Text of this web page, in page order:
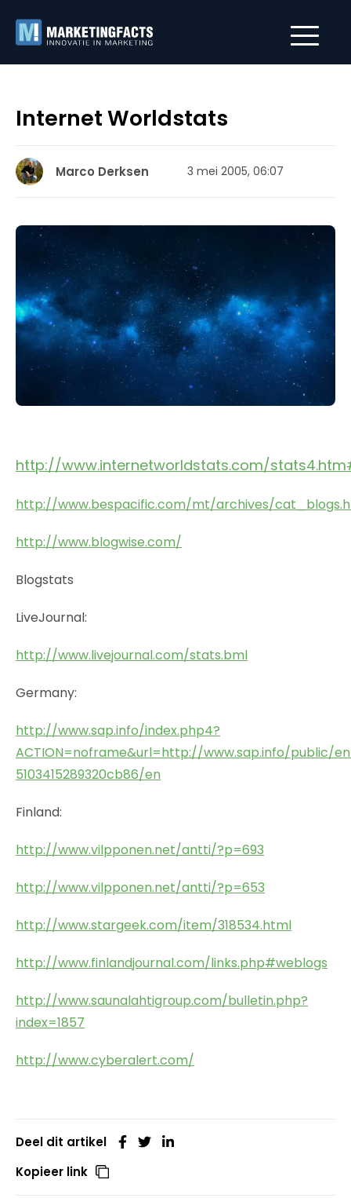
Internet Worldstats
Marco Derksen 3 mei 2005, 06:07
http://www.internetworldstats.com/
http://www.bespacific.com/mt/archives/
http://www.blogwise.com/
Blogstats
LiveJournal:
http://www.livejournal.com/stats.bml
Germany:
http://www.sap.info/index.php4?
ACTION=noframe&url=http://www.sap.info/public/
5103415289320cb86/en
Finland:
http://www.vilpponen.net/antti/?p=693
http://www.vilpponen.net/antti/?p=653
http://www.stargeek.com/item/318534.html
http://www.finlandjournal.com/links.php#weblogs
http://www.saunalahtigroup.com/bulletin.php?
index=1857
http://www.cyberalert.com/
Deel dit artikel
Kopieer link